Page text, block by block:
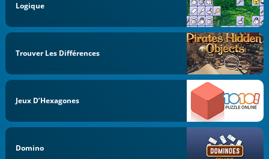
Logique
Trouver Les Différences
Jeux D’Hexagones
Domino